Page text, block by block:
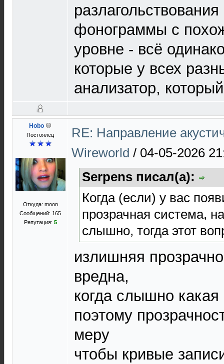
фонограммы с
уровне - всё
которые у всех
анализатор,
Hobo
Постоялец
Откуда: moon
Сообщений: 165
Репутация: 5
RE: Направление
Wireworld / 04-05-2026
Serpens писал(а):
Когда (если) у вас
прозрачная система,
слышно, тогда этот
излишняя
вредна,
когда слышно какая
поэтому
меру
чтобы кривые